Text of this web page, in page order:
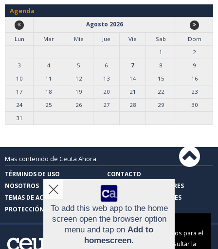
Agenda
Agosto 2026
Lun
Mar Mie Jue Vie Sab
Dom
1
2
3
4 5 6 7 8
9
10
11 12 13 14 15
16
17
18 19 20 21 22
23
24
25 26 27 28 29
30
31
Mas contenido de Ceuta Ahora:
TÉRMINOS DE USO
CONTACTO
NOSOTROS
CARTAS DE LOS LECTORES
TEMAS DE ACTUALIDAD
FOTOS DE LOS LECTORES
PROTECCIÓN DE DATOSTo add this web app to the home
screen open the browser option
menu and tap on Add to
homescreen.
Aviso sobre el Uso de cookies:
Utilizamos cookies nuestras y de terceros para el
funcionamiento del digital. Puedes consultar la